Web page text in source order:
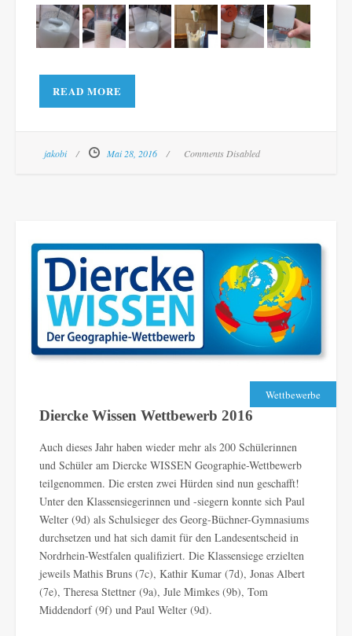
READ MORE
jakobi Mai 28, 2016 Comments Disabled
Wettbewerbe
Diercke Wissen Wettbewerb 2016
Auch dieses Jahr haben wieder mehr als 200 Schülerinnen
und Schüler am Diercke WISSEN Geographie-Wettbewerb
teilgenommen. Die ersten zwei Hürden sind nun geschafft!
Unter den Klassensiegerinnen und -siegern konnte sich Paul
Welter (9d) als Schulsieger des Georg-Büchner-Gymnasiums
durchsetzen und hat sich damit für den Landesentscheid in
Nordrhein-Westfalen qualifiziert. Die Klassensiege erzielten
jeweils Mathis Bruns (7c), Kathir Kumar (7d), Jonas Albert
(7e), Theresa Stettner (9a), Jule Mimkes (9b), Tom
Middendorf (9f) und Paul Welter (9d).